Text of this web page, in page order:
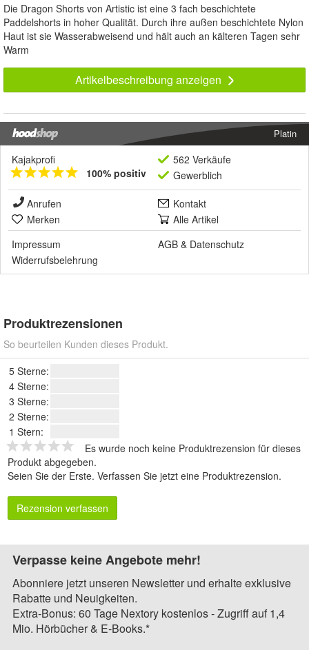
Die Dragon Shorts von Artistic ist eine 3 fach beschichtete
Paddelshorts in hoher Qualität. Durch ihre außen beschichtete Nylon
Haut ist sie Wasserabweisend und hält auch an kälteren Tagen sehr
Warm
Artikelbeschreibung anzeigen
Platin
Kajakprofi
100% positiv
562 Verkäufe
Gewerblich
Anrufen
Kontakt
Merken
Alle Artikel
Impressum
AGB & Datenschutz
Widerrufsbelehrung
Produktrezensionen
So beurteilen Kunden dieses Produkt.
5 Sterne:
4 Sterne:
3 Sterne:
2 Sterne:
1 Stern:
Es wurde noch keine Produktrezension für dieses
Produkt abgegeben.
Seien Sie der Erste. Verfassen Sie jetzt eine Produktrezension.
Rezension verfassen
Verpasse keine Angebote mehr!
Abonniere jetzt unseren Newsletter und erhalte exklusive
Rabatte und Neuigkeiten.
Extra-Bonus: 60 Tage Nextory kostenlos - Zugriff auf 1,4
Mio. Hörbücher & E-Books.*